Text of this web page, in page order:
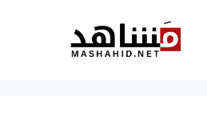
المحتوى